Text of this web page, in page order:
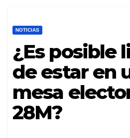
NOTICIAS
¿Es posible
de estar en
mesa
28M?